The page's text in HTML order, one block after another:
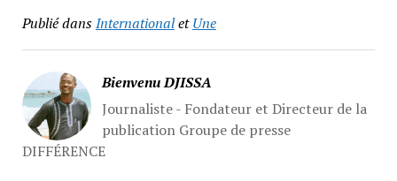
Publié dansInternationaletUne
Bienvenu DJISSA
Journaliste - Fondateur et Directeur de la
publication Groupe de presse
DIFFÉRENCE